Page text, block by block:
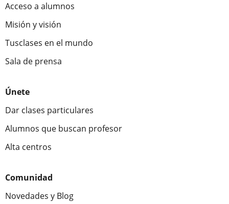
Acceso a alumnos
Misión y visión
Tusclases en el mundo
Sala de prensa
Únete
Dar clases particulares
Alumnos que buscan profesor
Alta centros
Comunidad
Novedades y Blog